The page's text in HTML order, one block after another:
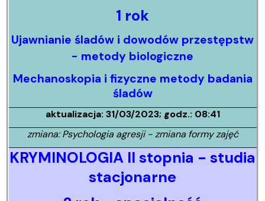
1 rok
Ujawnianie śladów i dowodów przestępstw
- metody biologiczne
Mechanoskopia i fizyczne metody badania
śladów
aktualizacja: 31/03/2023; godz.: 08:41
zmiana: Psychologia agresji - zmiana formy zajęć
KRYMINOLOGIA II stopnia - studia
stacjonarne